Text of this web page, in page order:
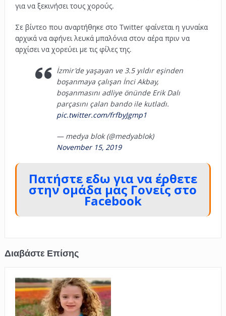
για να ξεκινήσει τους χορούς.
Σε βίντεο που αναρτήθηκε στο Twitter φαίνεται η γυναίκα
αρχικά να αφήνει λευκά μπαλόνια στον αέρα πριν να
αρχίσει να χορεύει με τις φίλες της.
İzmir'de yaşayan ve 3.5 yıldır eşinden
boşanmaya çalışan İnci Akbay,
boşanmasını adliye önünde Erik Dalı
parçasını çalan bando ile kutladı.
pic.twitter.com/frfbyJgmp1
— medya blok (@medyablok)
November 15, 2019
Πατήστε εδω για να έρθετε
στην ομάδα μας Γονείς στο
Facebook